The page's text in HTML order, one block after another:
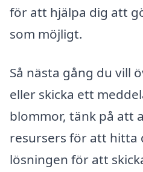
för att hjälpa dig att
som möjligt.
Så nästa gång du vill
eller skicka ett
blommor, tänk på att
resursers för att hitta
lösningen för att